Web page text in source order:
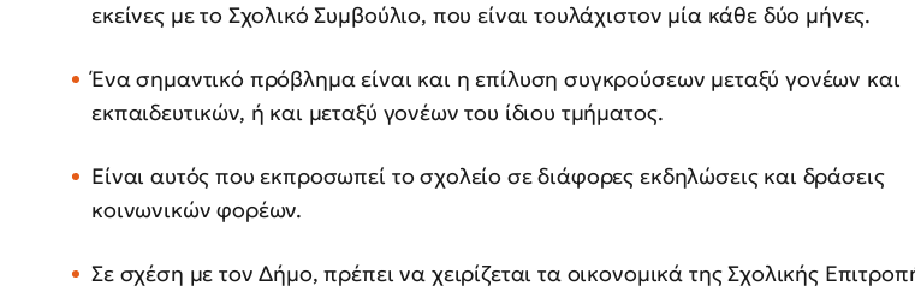
εκείνες με το Σχολικό Συμβούλιο, που είναι τουλάχιστον μία κάθε δύο μήνες.
Ένα σημαντικό πρόβλημα είναι και η επίλυση συγκρούσεων μεταξύ γονέων και
εκπαιδευτικών, ή και μεταξύ γονέων του ίδιου τμήματος.
Είναι αυτός που εκπροσωπεί το σχολείο σε διάφορες εκδηλώσεις και δράσεις
κοινωνικών φορέων.
Σε σχέση με τον Δήμο, πρέπει να χειρίζεται τα οικονομικά της Σχολικής